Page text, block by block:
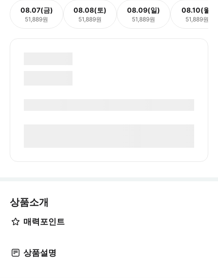
08.07(금)
51,889원
08.08(토)
51,889원
08.09(일)
51,889원
08.10(월)
51,889원
상품소개
매력포인트
상품설명